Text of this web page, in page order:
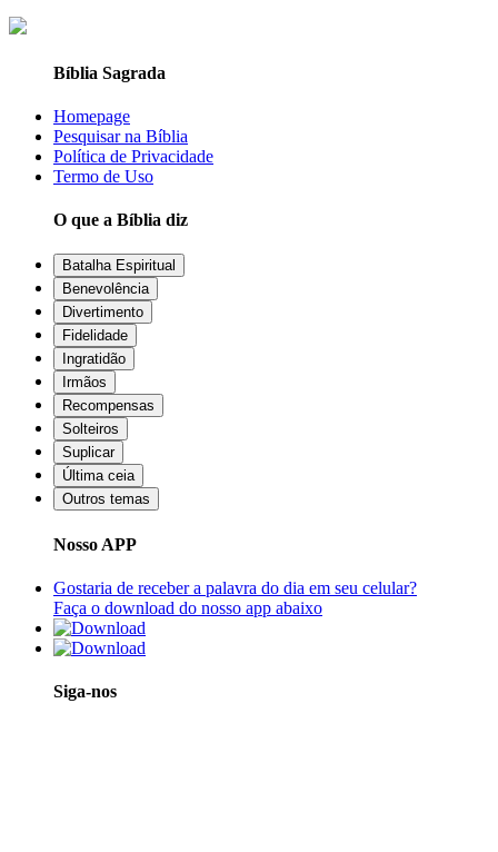
Bíblia Sagrada
Homepage
Pesquisar na Bíblia
Política de Privacidade
Termo de Uso
O que a Bíblia diz
Batalha Espiritual
Benevolência
Divertimento
Fidelidade
Ingratidão
Irmãos
Recompensas
Solteiros
Suplicar
Última ceia
Outros temas
Nosso APP
Gostaria de receber a palavra do dia em seu celular?
Faça o download do nosso app abaixo
Siga-nos